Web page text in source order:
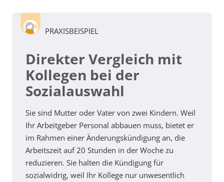
PRAXISBEISPIEL
Direkter Vergleich mit
Kollegen bei der
Sozialauswahl
Sie sind Mutter oder Vater von zwei Kindern. Weil
Ihr Arbeitgeber Personal abbauen muss, bietet er
im Rahmen einer Änderungskündigung an, die
Arbeitszeit auf 20 Stunden in der Woche zu
reduzieren. Sie halten die Kündigung für
sozialwidrig, weil Ihr Kollege nur unwesentlich